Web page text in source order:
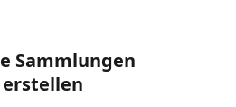
Sammlungen